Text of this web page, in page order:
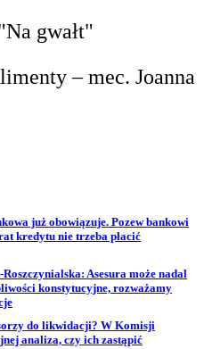
gwałt"
– mec. Joanna
z
wiadomości z
już obowiązuje. Pozew bankowi
kredytu nie trzeba płacić
Asesura może nadal
konstytucyjne, rozważamy
do likwidacji? W Komisji
analiza, czy ich zastąpić